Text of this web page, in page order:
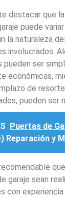
destacar que
puede
la naturaleza
involucrados.
pueden ser
económicas,
de
pueden ser
Puertas de
Reparación y
garaje sean
con experiencia